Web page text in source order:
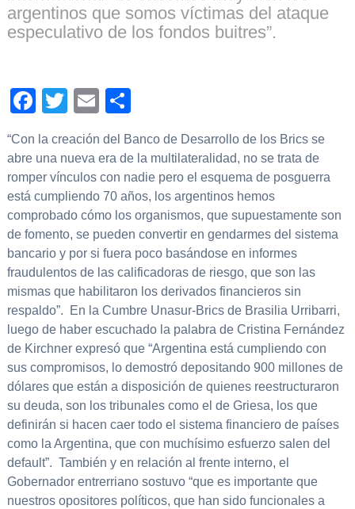
argentinos que somos víctimas del ataque
especulativo de los fondos buitres”.
Facebook
TwitterEmail
“Con la creación del Banco de Desarrollo de los Brics se
abre una nueva era de la multilateralidad, no se trata de
romper vínculos con nadie pero el esquema de posguerra
está cumpliendo 70 años, los argentinos hemos
comprobado cómo los organismos, que supuestamente son
de fomento, se pueden convertir en gendarmes del sistema
bancario y por si fuera poco basándose en informes
fraudulentos de las calificadoras de riesgo, que son las
mismas que habilitaron los derivados financieros sin
respaldo”. En la Cumbre Unasur-Brics de Brasilia Urribarri,
luego de haber escuchado la palabra de Cristina Fernández
de Kirchner expresó que “Argentina está cumpliendo con
sus compromisos, lo demostró depositando 900 millones de
dólares que están a disposición de quienes reestructuraron
su deuda, son los tribunales como el de Griesa, los que
definirán si hacen caer todo el sistema financiero de países
como la Argentina, que con muchísimo esfuerzo salen del
default”. También y en relación al frente interno, el
Gobernador entrerriano sostuvo “que es importante que
nuestros opositores políticos, que han sido funcionales a